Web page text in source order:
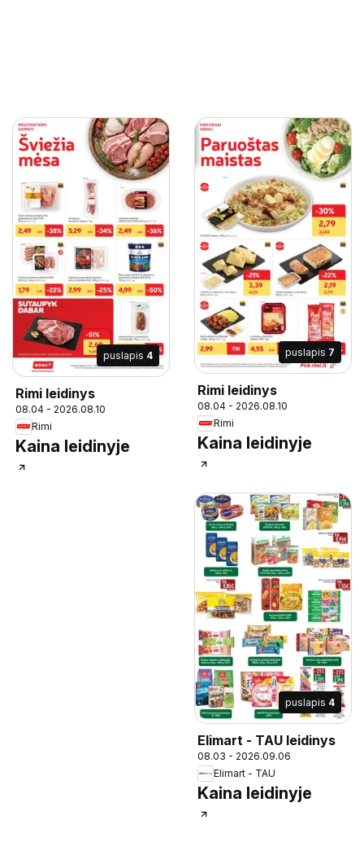
puslapis 4
Rimi leidinys
08.04 - 2026.08.10
Rimi
Kaina leidinyje
puslapis 7
Rimi leidinys
08.04 - 2026.08.10
Rimi
Kaina leidinyje
puslapis 4
Elimart - TAU leidinys
08.03 - 2026.09.06
Elimart - TAU
Kaina leidinyje